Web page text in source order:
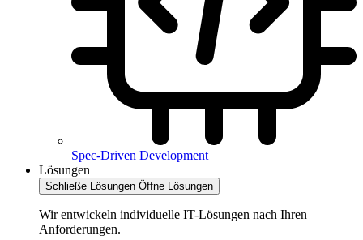
Spec-Driven Development
Lösungen
Schließe Lösungen Öffne Lösungen
Wir entwickeln individuelle IT-Lösungen nach Ihren
Anforderungen.